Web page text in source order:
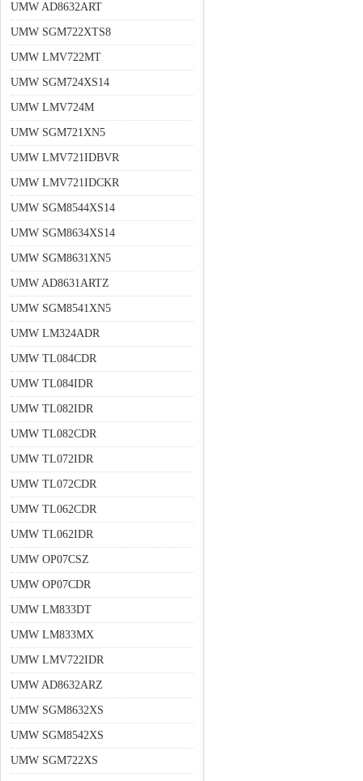
UMW AD8632ART
UMW SGM722XTS8
UMW LMV722MT
UMW SGM724XS14
UMW LMV724M
UMW SGM721XN5
UMW LMV721IDBVR
UMW LMV721IDCKR
UMW SGM8544XS14
UMW SGM8634XS14
UMW SGM8631XN5
UMW AD8631ARTZ
UMW SGM8541XN5
UMW LM324ADR
UMW TL084CDR
UMW TL084IDR
UMW TL082IDR
UMW TL082CDR
UMW TL072IDR
UMW TL072CDR
UMW TL062CDR
UMW TL062IDR
UMW OP07CSZ
UMW OP07CDR
UMW LM833DT
UMW LM833MX
UMW LMV722IDR
UMW AD8632ARZ
UMW SGM8632XS
UMW SGM8542XS
UMW SGM722XS